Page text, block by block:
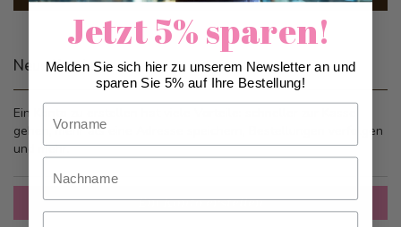
Neue Kunden
Ein Konto zu erstellen hat viele Vorteile: schneller zur Kasse
gehen, mehr als eine Adresse speichern, Bestellungen verfolgen
und mehr.
Ein Konto erstellen
Jetzt 5% sparen!
Melden Sie sich hier zu unserem Newsletter an und
sparen Sie 5% auf Ihre Bestellung!
Nachname
Email